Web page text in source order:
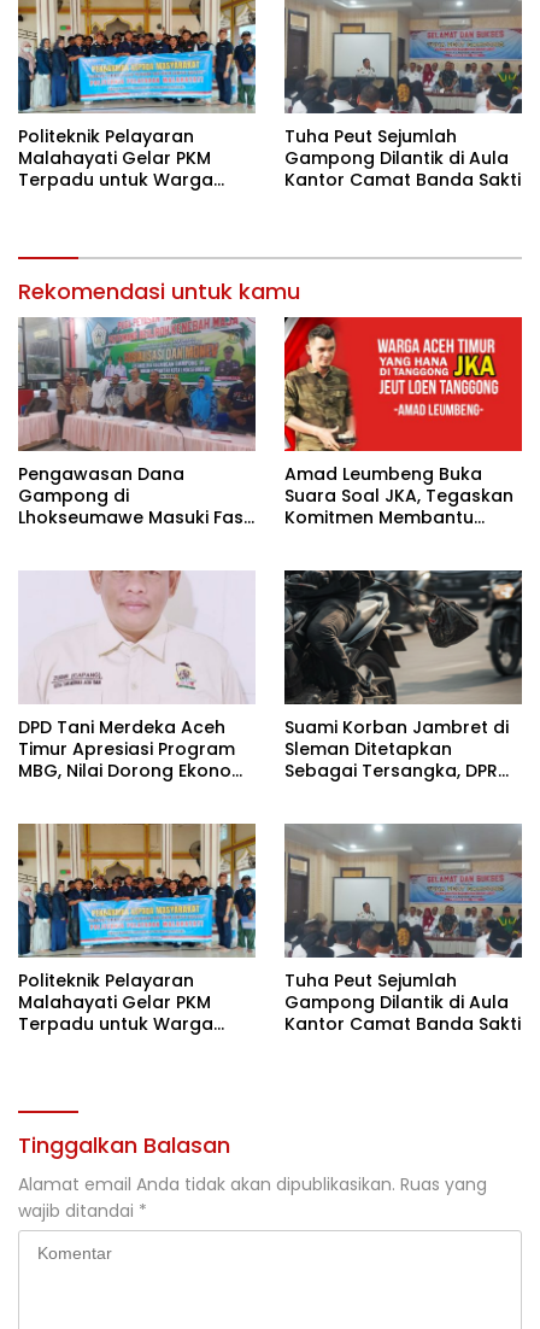
Politeknik Pelayaran
Malahayati Gelar PKM
Terpadu untuk Warga
Tuha Peut Sejumlah
Gampong Dilantik di Aula
Kantor Camat Banda Sakti
Rekomendasi untuk kamu
Pengawasan Dana
Gampong di
Lhokseumawe Masuki Fase
Amad Leumbeng Buka
Suara Soal JKA, Tegaskan
Komitmen Membantu
DPD Tani Merdeka Aceh
Timur Apresiasi Program
MBG, Nilai Dorong Ekonomi
Suami Korban Jambret di
Sleman Ditetapkan
Sebagai Tersangka, DPR
Politeknik Pelayaran
Malahayati Gelar PKM
Terpadu untuk Warga
Tuha Peut Sejumlah
Gampong Dilantik di Aula
Kantor Camat Banda Sakti
Tinggalkan Balasan
Alamat email Anda tidak akan dipublikasikan. Ruas yang
wajib ditandai *